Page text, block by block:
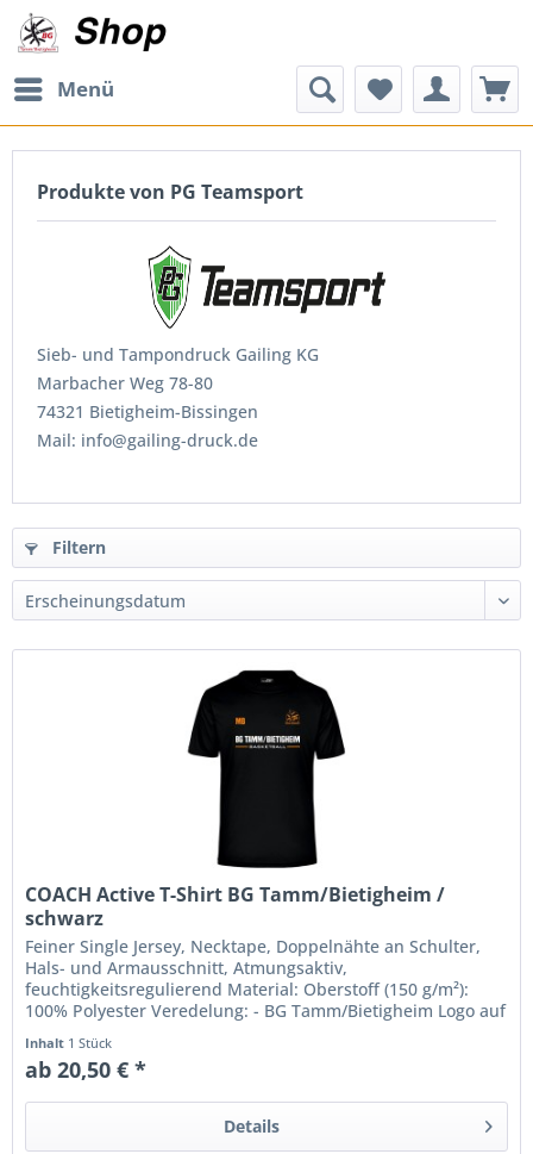
Menü
Produkte von PG Teamsport
Sieb- und Tampondruck Gailing KG
Marbacher Weg 78-80
74321 Bietigheim-Bissingen
Mail: info@gailing-druck.de
Filtern
COACH Active T-Shirt BG Tamm/Bietigheim /
schwarz
Feiner Single Jersey, Necktape, Doppelnähte an Schulter,
Hals- und Armausschnitt, Atmungsaktiv,
feuchtigkeitsregulierend Material: Oberstoff (150 g/m²):
100% Polyester Veredelung: - BG Tamm/Bietigheim Logo auf
Inhalt 1 Stück
ab 20,50 € *
Details